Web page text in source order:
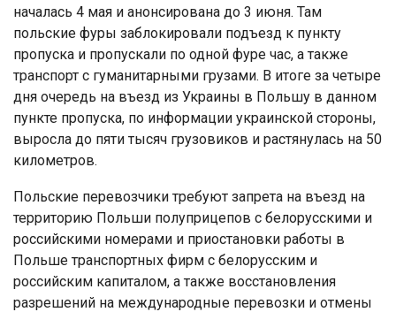
началась 4 мая и анонсирована до 3 июня. Там
польские фуры заблокировали подъезд к пункту
пропуска и пропускали по одной фуре час, а также
транспорт с гуманитарными грузами. В итоге за четыре
дня очередь на въезд из Украины в Польшу в данном
пункте пропуска, по информации украинской стороны,
выросла до пяти тысяч грузовиков и растянулась на 50
километров.
Польские перевозчики требуют запрета на въезд на
территорию Польши полуприцепов с белорусскими и
российскими номерами и приостановки работы в
Польше транспортных фирм с белорусским и
российским капиталом, а также восстановления
разрешений на международные перевозки и отмены